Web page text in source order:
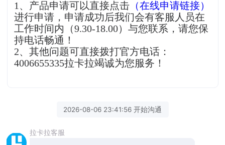
1、产品申请可以直接点击 （在线申请链接）
进行申请，申请成功后我们会有客服人员在
工作时间内（9.30-18.00）与您联系，请您保
持电话畅通！
2、其他问题可直接拨打官方电话：
4006655335拉卡拉竭诚为您服务！
2026-08-06 23:41:56 开始沟通
拉卡拉客服